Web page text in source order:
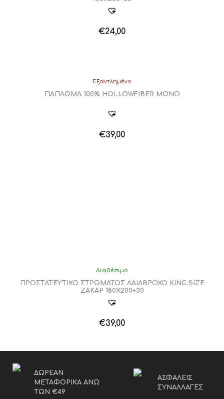
€24,00
Εξαντλημένο
ΠΑΠΛΩΜΑ 100% HOLLOWFIBER ΜΟΝΟ
€39,00
Διαθέσιμο
ΠΡΟΣΤΑΤΕΥΤΙΚΟ ΣΤΡΩΜΑΤΟΣ ΑΔΙΑΒΡΟΧΟ KING SIZE
ΖΑΚΑΡ 180Χ200+30
€39,00
ΔΩΡΕΑΝ
ΜΕΤΑΦΟΡΙΚΑ ΑΝΩ
ΤΩΝ €49
ΑΣΦΑΛΕΙΣ
ΣΥΝΑΛΛΑΓΕΣ